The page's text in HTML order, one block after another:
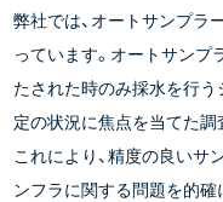
弊社では、オートサンプラ
っています。オートサンプ
たされた時のみ採水を行う
定の状況に焦点を当てた調
これにより、精度の良いサ
ンフラに関する問題を的確